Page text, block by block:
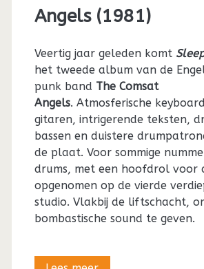
Angels (1981)
Veertig jaar geleden komt
het tweede album van de
punk band The Comsat
Angels. Atmosferische
gitaren, intrigerende teksten,
bassen en duistere
de plaat. Voor sommige
drums, met een hoofdrol voor
opgenomen op de vierde
studio. Vlakbij de liftschacht,
bombastische sound te geven.